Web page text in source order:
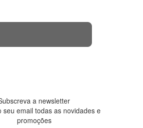
a newsletter
seu email todas as novidades e
promoções